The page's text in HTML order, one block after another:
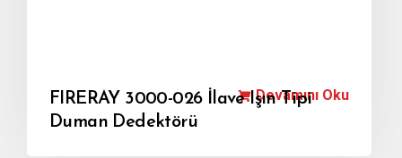
FIRERAY 3000-026 İlave Işın Tipi
Duman Dedektörü
Devamını Oku